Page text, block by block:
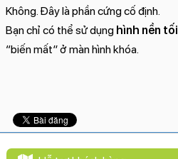
Không. Đây là phần cứng cố định.
Bạn chỉ có thể sử dụng hình nền tối
“biến mất” ở màn hình khóa.